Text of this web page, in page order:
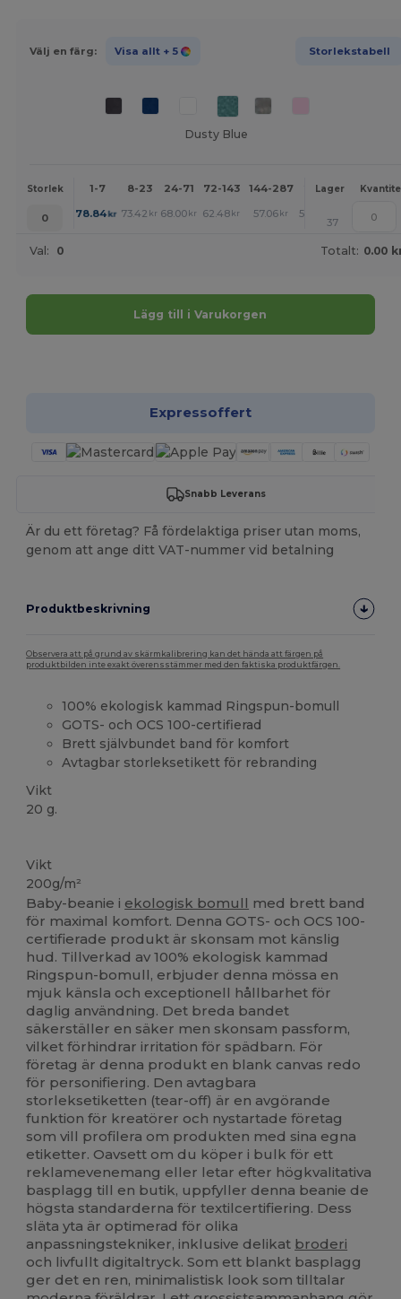
Välj en färg: Visa allt + 5 Storlekstabell
Dusty Blue
Storlek 1-7 8-23 24-71 72-143 144-287 288 + Mer
Lager
0 78.84kr 73.42 kr 68.00 kr 62.48 kr 57.06 kr 54.40
37
Val: 0 Totalt: 0.00
Lägg till i Varukorgen
Expressoffert
Snabb Leverans
Är du ett företag? Få fördelaktiga priser utan moms,
genom att ange ditt VAT-nummer vid betalning
Produktbeskrivning
Observera att på grund av skärmkalibrering kan det hända att färgen på
produktbilden inte exakt överensstämmer med den faktiska produktfärgen.
100% ekologisk kammad Ringspun-bomull
GOTS- och OCS 100-certifierad
Brett självbundet band för komfort
Avtagbar storleksetikett för rebranding
Vikt
20 g.
Vikt
200g/m²
Baby-beanie i ekologisk bomull med brett band
för maximal komfort. Denna GOTS- och OCS 100-
certifierade produkt är skonsam mot känslig
hud. Tillverkad av 100% ekologisk kammad
Ringspun-bomull, erbjuder denna mössa en
mjuk känsla och exceptionell hållbarhet för
daglig användning. Det breda bandet
säkerställer en säker men skonsam passform,
vilket förhindrar irritation för spädbarn. För
företag är denna produkt en blank canvas redo
för personifiering. Den avtagbara
storleksetiketten (tear-off) är en avgörande
funktion för kreatörer och nystartade företag
som vill profilera om produkten med sina egna
etiketter. Oavsett om du köper i bulk för ett
reklamevenemang eller letar efter högkvalitativa
basplagg till en butik, uppfyller denna beanie de
högsta standarderna för textilcertifiering. Dess
släta yta är optimerad för olika
anpassningstekniker, inklusive delikat broderi
och livfullt digitaltryck. Som ett blankt basplagg
ger det en ren, minimalistisk look som tilltalar